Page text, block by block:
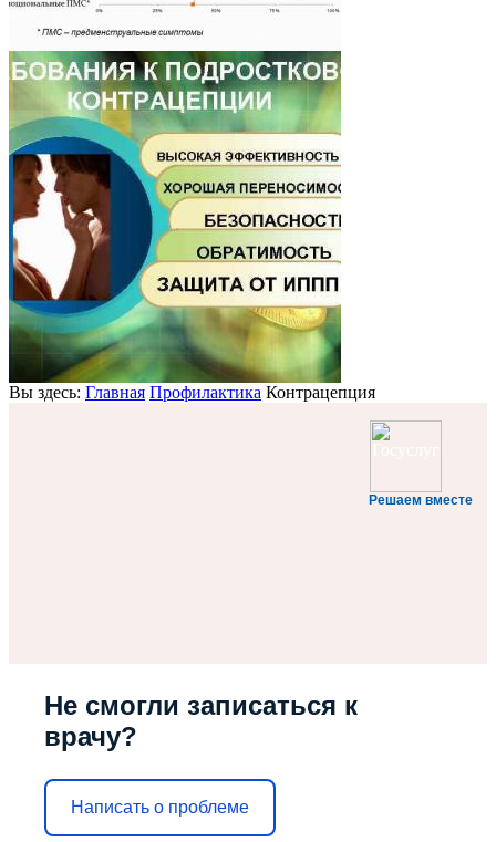
Вы здесь: Главная Профилактика Контрацепция
Решаем вместе
Не смогли записаться к
врачу?
Написать о проблеме